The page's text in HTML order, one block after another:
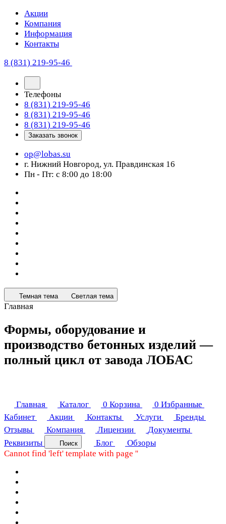
Акции
Компания
Информация
Контакты
8 (831) 219-95-46
Телефоны
8 (831) 219-95-46
8 (831) 219-95-46
8 (831) 219-95-46
Заказать звонок
op@lobas.su
г. Нижний Новгород, ул. Правдинская 16
Пн - Пт: с 8:00 до 18:00
Темная тема Светлая тема
Главная
Формы, оборудование и
производство бетонных изделий —
полный цикл от завода ЛОБАС
Главная Каталог 0 Корзина 0 Избранные
Кабинет
Акции Контакты Услуги
Бренды
Отзывы
Компания Лицензии
Документы
Реквизиты
Поиск Блог
Обзоры
Cannot find 'left' template with page ''